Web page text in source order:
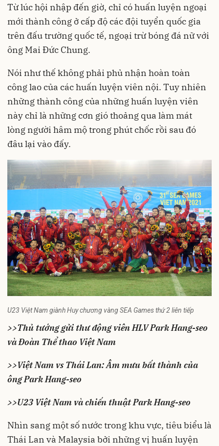
Từ lúc hội nhập đến giờ, chỉ có huấn luyện ngoại
mới thành công ở cấp độ các đội tuyển quốc gia
trên đấu trường quốc tế, ngoại trừ bóng đá nữ với
ông Mai Đức Chung.
Nói như thế không phải phủ nhận hoàn toàn
công lao của các huấn luyện viên nội. Tuy nhiên
những thành công của những huấn luyện viên
này chỉ là những cơn gió thoảng qua làm mát
lòng người hâm mộ trong phút chốc rồi sau đó
đâu lại vào đấy.
U23 Việt Nam giành Huy chương vàng SEA Games thứ 2 liên tiếp
>>Thủ tướng gửi thư động viên HLV Park Hang-seo
và Đoàn Thể thao Việt Nam
>>Việt Nam vs Thái Lan: Âm mưu bất thành của
ông Park Hang-seo
>>U23 Việt Nam và chiến thuật Park Hang-seo
Nhìn sang một số nước trong khu vực, tiêu biểu là
Thái Lan và Malaysia bởi những vị huấn luyện